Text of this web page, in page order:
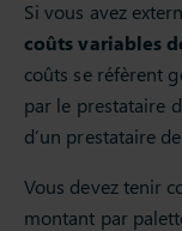
Si vous avez
coûts variables
coûts se réfèrent
par le prestataire
d’un prestataire
Vous devez tenir
montant par